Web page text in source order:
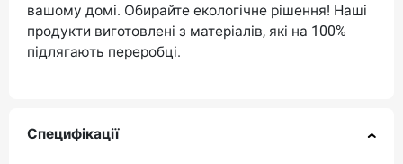
вашому домі. Обирайте екологічне рішення! Наші
продукти виготовлені з матеріалів, які на 100%
підлягають переробці.
Специфікації